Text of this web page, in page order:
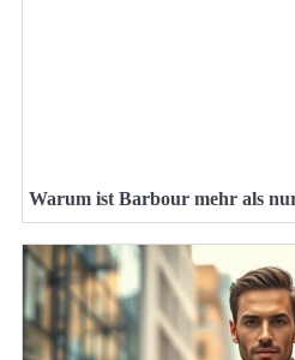
Warum ist Barbour mehr als